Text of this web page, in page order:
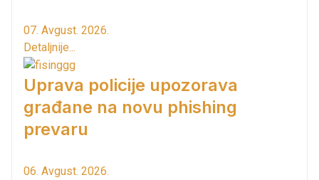
07. Avgust. 2026.
Detaljnije...
Uprava policije upozorava
građane na novu phishing
prevaru
06. Avgust. 2026.